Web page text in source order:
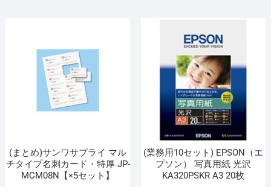
(まとめ)サンワサプライ マル
チタイプ名刺カード・特厚 JP-
MCM08N【×5セット】
(業務用10セット) EPSON（エ
プソン） 写真用紙 光沢
KA320PSKR A3 20枚